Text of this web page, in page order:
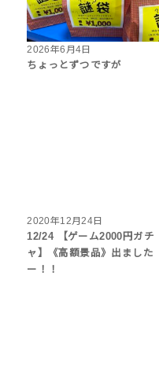
2026年6月4日
ちょっとずつですが
2020年12月24日
12/24 【ゲーム2000円ガチ
ャ】《高額景品》出ました
ー！！